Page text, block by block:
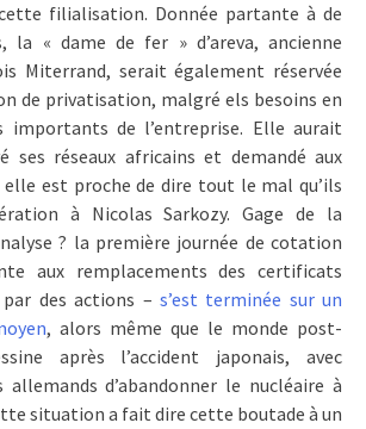
filialisation. Donnée partante à de
la « dame de fer » d’areva, ancienne
Miterrand, serait également réservée
de privatisation, malgré els besoins en
importants de l’entreprise. Elle aurait
ses réseaux africains et demandé aux
est proche de dire tout le mal qu’ils
à Nicolas Sarkozy. Gage de la
? la première journée de cotation
aux remplacements des certificats
par des actions – s’est terminée sur un
, alors même que le monde post-
après l’accident japonais, avec
allemands d’abandonner le nucléaire à
situation a fait dire cette boutade à un